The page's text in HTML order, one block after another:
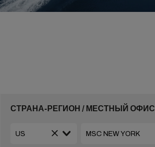
СТРАНА-РЕГИОН / МЕСТНЫЙ ОФИС